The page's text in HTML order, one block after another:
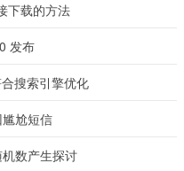
注册，即可登录使用。
下载的方法
发布
搜索引擎优化
尬短信
数产生探讨